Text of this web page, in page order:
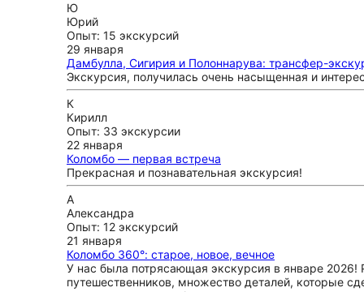
Ю
Юрий
Опыт: 15 экскурсий
29 января
Дамбулла, Сигирия и Полоннарува: трансфер-
Экскурсия, получилась очень насыщенная и
К
Кирилл
Опыт: 33 экскурсии
22 января
Коломбо — первая встреча
Прекрасная и познавательная экскурсия!
А
Александра
Опыт: 12 экскурсий
21 января
Коломбо 360°: старое, новое, вечное
У нас была потрясающая экскурсия в январе 2026!
путешественников, множество деталей, которые